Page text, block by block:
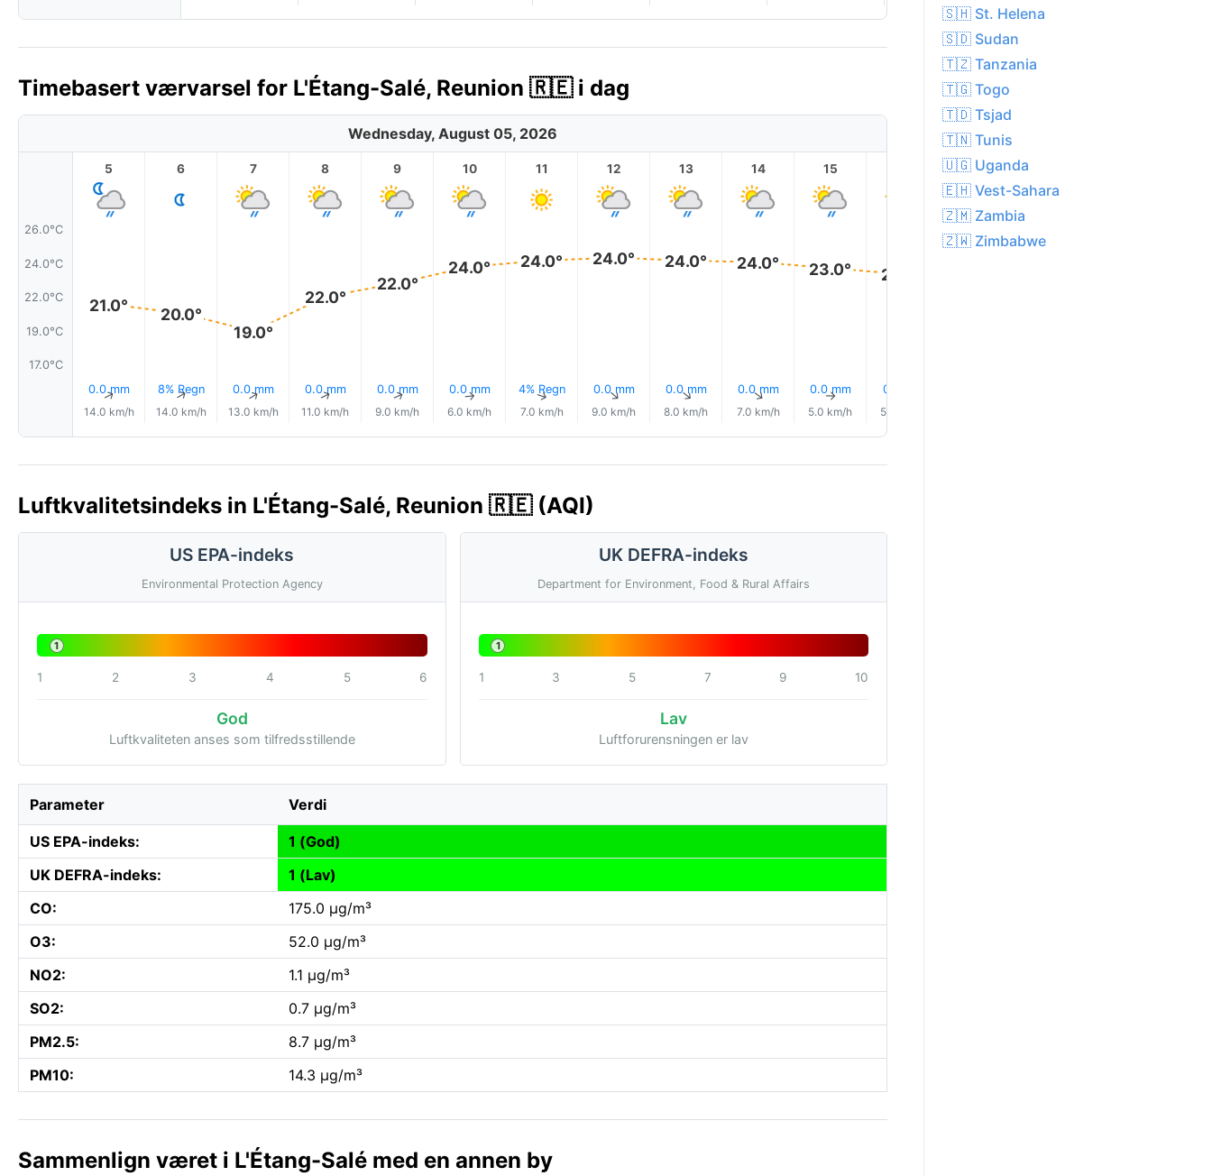
Timebasert værvarsel for L'Étang-Salé, Reunion 🇷🇪 i dag
Wednesday, August 05, 2026
26.0°C
24.0°C
22.0°C
19.0°C
17.0°C
5
21.0°
0.0 mm
↑
14.0 km/h
6
20.0°
8% Regn
↑
14.0 km/h
7
19.0°
0.0 mm
↑
13.0 km/h
8
22.0°
0.0 mm
↑
11.0 km/h
9
22.0°
0.0 mm
↑
9.0 km/h
10
24.0°
0.0 mm
↑
6.0 km/h
11
24.0°
4% Regn
↑
7.0 km/h
12
24.0°
0.0 mm
↑
9.0 km/h
13
24.0°
0.0 mm
↑
8.0 km/h
14
24.0°
0.0 mm
↑
7.0 km/h
15
23.0°
0.0 mm
↑
5.0 km/h
23.0°
0.1 mm
5.0 km/h
17
Luftkvalitetsindeks in L'Étang-Salé, Reunion 🇷🇪 (AQI)
US EPA-indeks
Environmental Protection Agency
1
1 2 3 4 5 6
God
Luftkvaliteten anses som tilfredsstillende
UK DEFRA-indeks
Department for Environment, Food & Rural Affairs
1
1 3 5 7 9 10
Lav
Luftforurensningen er lav
Parameter Verdi
US EPA-indeks:
1 (God)
UK DEFRA-indeks:
1 (Lav)
CO:
175.0 µg/m³
O3:
52.0 µg/m³
NO2:
1.1 µg/m³
SO2:
0.7 µg/m³
PM2.5:
8.7 µg/m³
PM10:
14.3 µg/m³
Sammenlign været i L'Étang-Salé med en annen by
🇸🇭 St. Helena
🇸🇩 Sudan
🇹🇿 Tanzania
🇹🇬 Togo
🇹🇩 Tsjad
🇹🇳 Tunis
🇺🇬 Uganda
🇪🇭 Vest-Sahara
🇿🇲 Zambia
🇿🇼 Zimbabwe